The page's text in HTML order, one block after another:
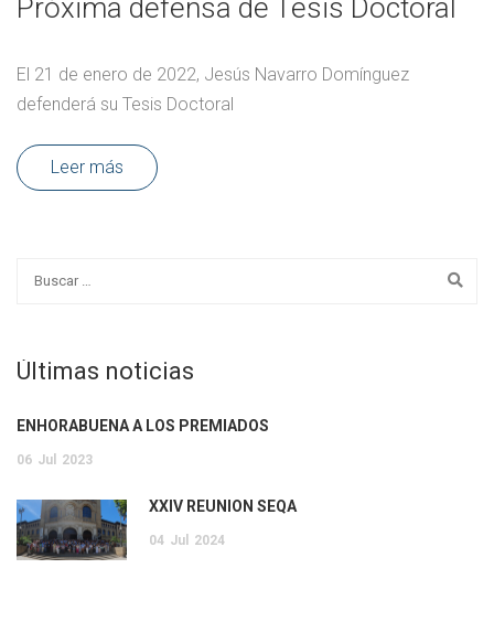
Próxima defensa de Tesis Doctoral
El 21 de enero de 2022, Jesús Navarro Domínguez
defenderá su Tesis Doctoral
Leer más
Últimas noticias
ENHORABUENA A LOS PREMIADOS
06 Jul 2023
XXIV REUNIÓN SEQA
04 Jul 2024